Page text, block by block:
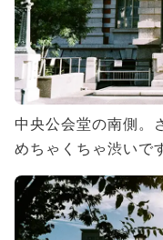
中央公会堂の南側。
めちゃくちゃ渋いで